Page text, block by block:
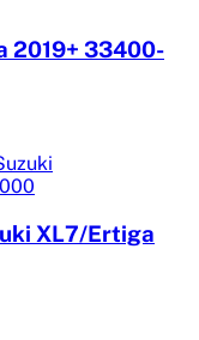
2019+ 33400-
XL7/Ertiga